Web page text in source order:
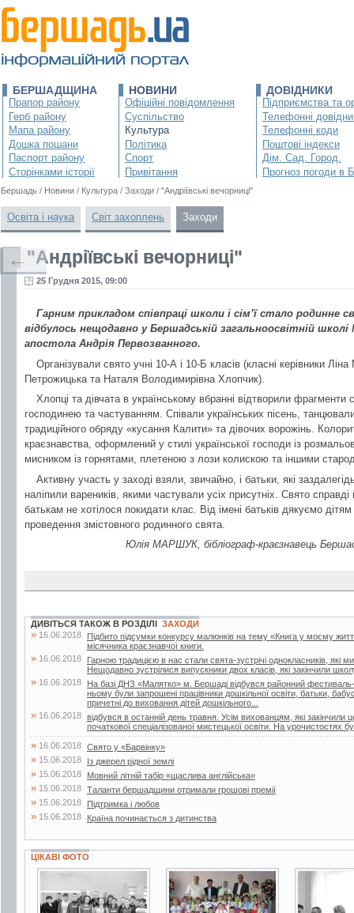
БЕРШАДЩИНА
Прапор району
Герб району
Мапа району
Дошка пошани
Паспорт району
Сторінками історії
НОВИНИ
Офіційні повідомлення
Суспільство
Культура
Політика
Спорт
Привітання
ДОВІДНИКИ
Підприємства та
Телефонні
Телефонні коди
Поштові індекси
Дім. Сад. Город.
Прогноз погоди в
Бершадь / Новини / Культура / Заходи / "Андріївські вечорниці"
Освіта і наука Світ захоплень Заходи
"Андріївські вечорниці"
25 Грудня 2015, 09:00
Гарним прикладом співпраці школи і сім’ї стало родинне
відбулось нещодавно у Бершадській загальноосвітній
апостола Андрія Первозванного.
Організували свято учні 10-А і 10-Б класів (класні керівники
Петрожицька та Наталя Володимирівна Хлопчик).
Хлопці та дівчата в українському вбранні відтворили фрагменти
господинею та частуванням. Співали українських пісень,
традиційного обряду «кусання Калити» та дівочих ворожінь.
краєзнавства, оформлений у стилі української господи із
мисником із горнятами, плетеною з лози колискою та іншими
Активну участь у заході взяли, звичайно, і батьки, які
наліпили вареників, якими частували усіх присутніх. Свято
батькам не хотілося покидати клас. Від імені батьків дякуємо
проведення змістовного родинного свята.
Юлія МАРШУК, бібліограф-краєзнавець
←
ДИВІТЬСЯ ТАКОЖ В РОЗДІЛІ ЗАХОДИ
» 16.06.2018
Підбито підсумки конкурсу малюнків на тему «Книга у моєму
місячника краєзнавчої книги.
» 16.06.2018
Гарною традицією в нас стали свята-зустрічі однокласників, які
Нещодавно зустрілися випускники двох класів, які закінчили
» 16.06.2018
На базі ДНЗ «Малятко» м. Бершаді відбувся районний
ньому були запрошені працівники дошкільної освіти, батьки,
причетні до виховання дітей дошкільного...
» 16.06.2018 відбувся в останній день травня. Усім вихованцям, які
початкової спеціалізованої мистецької освіти. На урочистостях
» 16.06.2018 Свято у «Барвінку»
» 15.06.2018 Із джерел рідної землі
» 15.06.2018 Мовний літній табір «щаслива англійська»
» 15.06.2018 Таланти бершадщини отримали грошові премії
» 15.06.2018 Підтримка і любов
» 15.06.2018 Країна починається з дитинства
ЦІКАВІ ФОТО
3 фото